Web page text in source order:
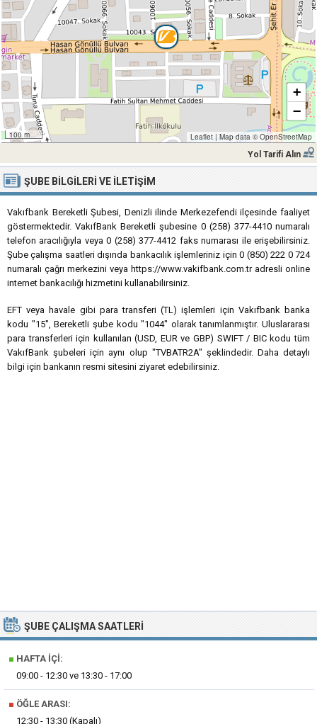
100 m
+
−
Leaflet | Map data © OpenStreetMap
Yol Tarifi Alın
ŞUBE BILGILERI VE İLETIŞIM
Vakıfbank Bereketli Şubesi, Denizli ilinde Merkezefendi ilçesinde faaliyet
göstermektedir. VakıfBank Bereketli şubesine 0 (258) 377-4410 numaralı
telefon aracılığıyla veya 0 (258) 377-4412 faks numarası ile erişebilirsiniz.
Şube çalışma saatleri dışında bankacılık işlemleriniz için 0 (850) 222 0 724
numaralı çağrı merkezini veya https://www.vakifbank.com.tr adresli online
internet bankacılığı hizmetini kullanabilirsiniz.
EFT veya havale gibi para transferi (TL) işlemleri için Vakıfbank banka
kodu "15", Bereketli şube kodu "1044" olarak tanımlanmıştır. Uluslararası
para transferleri için kullanılan (USD, EUR ve GBP) SWIFT / BIC kodu tüm
VakıfBank şubeleri için aynı olup "TVBATR2A" şeklindedir. Daha detaylı
bilgi için bankanın resmi sitesini ziyaret edebilirsiniz.
ŞUBE ÇALIŞMA SAATLERI
■ HAFTA İÇI:
09:00 - 12:30 ve 13:30 - 17:00
■ ÖĞLE ARASI:
12:30 - 13:30 (Kapalı)